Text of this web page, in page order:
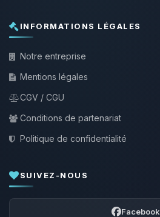
INFORMATIONS LÉGALES
Notre entreprise
Mentions légales
CGV / CGU
Conditions de partenariat
Politique de confidentialité
SUIVEZ-NOUS
Facebook